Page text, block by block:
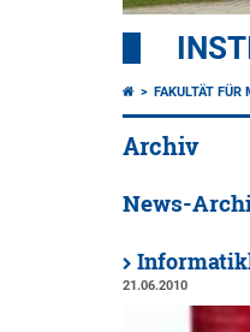
FAKULTÄT
Archiv
News-
21.06.2010